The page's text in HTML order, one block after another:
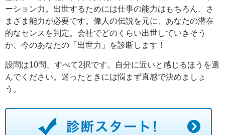
ーション力。出世するためには仕事の能力はもちろん、さ
まざま能力が必要です。偉人の伝説を元に、あなたの潜在
的なセンスを判定。会社でどのくらい出世していきそう
か、今のあなたの「出世力」を診断します！
設問は10問、すべて2択です。自分に近いと感じるほうを選
んでください。迷ったときには悩まず直感で決めましょ
う。